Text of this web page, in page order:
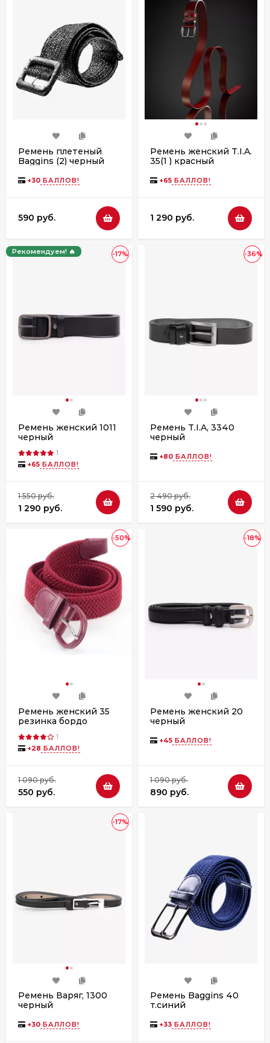
Ремень плетеный
Baggins (2) черный
+30 БАЛЛОВ!
590 руб.
Ремень женский T.I.A.
35(1 ) красный
+65 БАЛЛОВ!
1 290 руб.
-17%
Рекомендуем! 🔥
Ремень женский 1011
черный
1
+65 БАЛЛОВ!
1 550 руб.
1 290 руб.
-36%
Ремень T.I.A, 3340
черный
+80 БАЛЛОВ!
2 490 руб.
1 590 руб.
-50%
Ремень женский 35
резинка бордо
1
+28 БАЛЛОВ!
1 090 руб.
550 руб.
-18%
Ремень женский 20
черный
+45 БАЛЛОВ!
1 090 руб.
890 руб.
-17%
Ремень Варяг, 1300
черный
+30 БАЛЛОВ!
Ремень Baggins 40
т.синий
+33 БАЛЛОВ!